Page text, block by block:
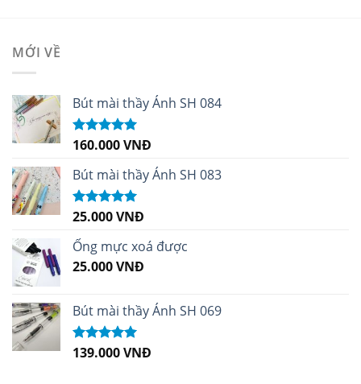
MỚI VỀ
Bút mài thầy Ánh SH 084
Được xếp
sao
160.000VNĐ
Bút mài thầy Ánh SH 083
Được xếp
sao
25.000VNĐ
Ống mực xoá được
25.000VNĐ
Bút mài thầy Ánh SH 069
Được xếp
139.000VNĐ